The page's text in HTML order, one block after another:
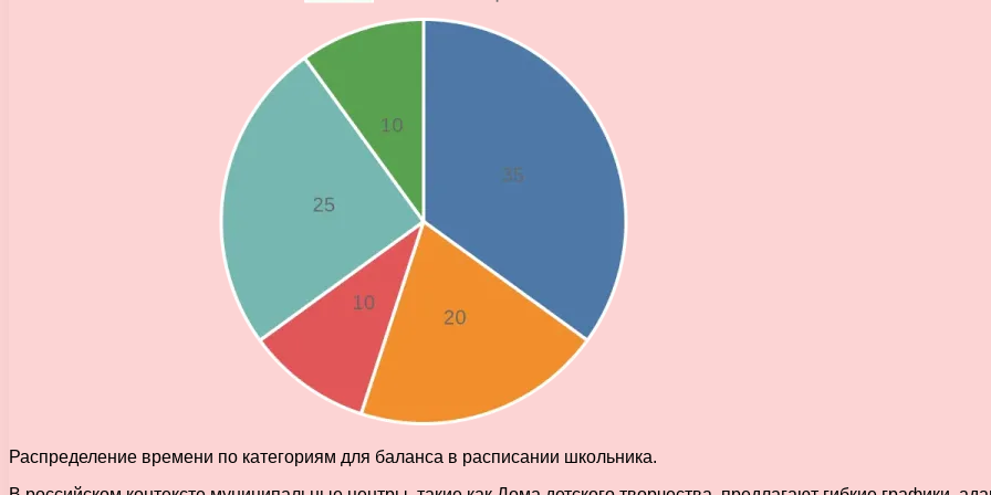
Распределение времени по категориям для баланса в расписании школьника.